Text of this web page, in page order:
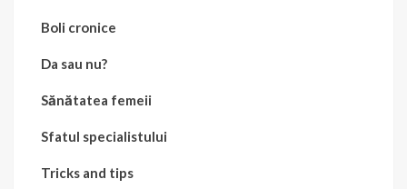
Boli cronice
Da sau nu?
Sănătatea femeii
Sfatul specialistului
Tricks and tips